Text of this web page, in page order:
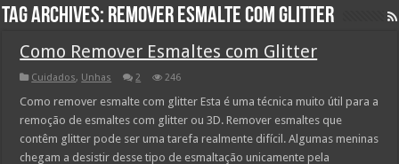
Tag Archives: remover esmalte com glitter
Como Remover Esmaltes com Glitter
Cuidados, Unhas 2 246
Como remover esmalte com glitter Esta é uma técnica muito útil para a
remoção de esmaltes com glitter ou 3D. Remover esmaltes que
contêm glitter pode ser uma tarefa realmente difícil. Algumas meninas
chegam a desistir desse tipo de esmaltação unicamente pela